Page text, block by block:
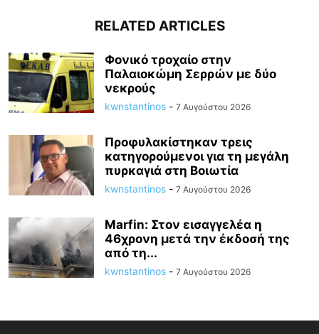
RELATED ARTICLES
Φονικό τροχαίο στην
Παλαιοκώμη Σερρών με δύο
νεκρούς
kwnstantinos - 7 Αυγούστου 2026
Προφυλακίστηκαν τρεις
κατηγορούμενοι για τη μεγάλη
πυρκαγιά στη Βοιωτία
kwnstantinos - 7 Αυγούστου 2026
Marfin: Στον εισαγγελέα η
46χρονη μετά την έκδοσή της
από τη...
kwnstantinos - 7 Αυγούστου 2026